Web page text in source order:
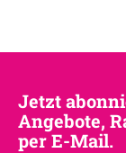
Jetzt
Angebote,
per E-Mail.